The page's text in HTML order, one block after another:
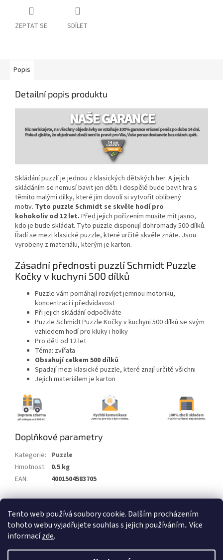
Tento web používá soubory cookie. Dalším procházením
tohoto webu vyjadřujete souhlas s jejich používáním.. Více
informacízde.
ZEPTAT SE SDÍLET
Popis
Detailní popis produktu
Skládání puzzlí je jednou z klasických dětských her. A jejich
skládáním se nemusí bavit jen děti. I dospělé bude bavit hra s
těmito malými dílky, které jim dovolí si vytvořit oblíbený
motiv. Tyto puzzle Schmidt se skvěle hodí pro
kohokoliv od 12 let. Před jejich pořízením musíte mít jasno,
kdo je bude skládat. Tyto puzzle disponují dohromady 500 dílků.
Řadí se mezi klasické puzzle, které určitě skvěle znáte. Jsou
vyrobeny z materiálu, kterým je karton.
Zásadní přednosti puzzlí Schmidt Puzzle
Kočky v kuchyni 500 dílků
Puzzle vám pomáhají rozvíjet jemnou motoriku,
koncentraci i předvídavost
Při jejich skládání odpočíváte
Puzzle Schmidt Puzzle Kočky v kuchyni 500 dílků se svým
vzhledem hodí pro kluky i holky
Pro děti od 12 let
Téma: zvířata
Obsahují celkem 500 dílků
Spadají mezi klasické puzzle, které znají určitě všichni
Jejich materiálem je karton
Doplňkové parametry
Kategorie: Puzzle
Hmotnost:
0.5 kg
EAN: 4001504583705
Vytvořil Shoptet
Alum.cz . Všechna práva vyhrazena.